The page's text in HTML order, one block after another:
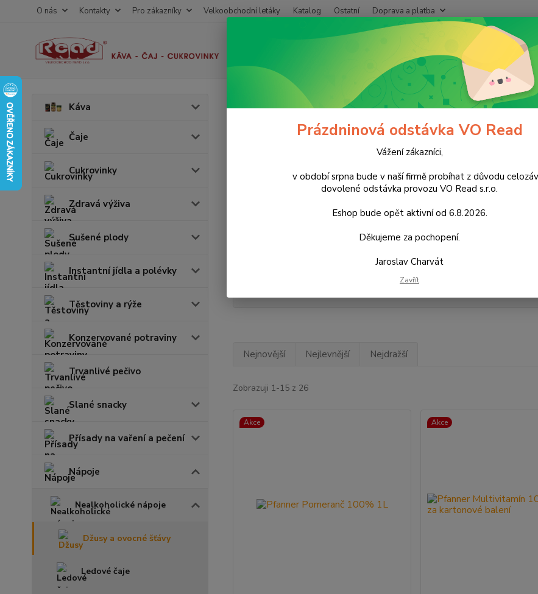
O nás Kontakty Pro zákazníky Velkoobchodní letáky Katalog Ostatní Doprava a platba
Po
Káva
Čaje
Cukrovinky
Zdravá výživa
Sušené plody
Instantní jídla a polévky
Těstoviny a rýže
Konzervované potraviny
Trvanlivé pečivo
Slané snacky
Přísady na vaření a pečení
Nápoje
Nealkoholické nápoje
Džusy a ovocné šťávy
Ledové čaje
Nealkoholické nápoje Džusy a ovocné šťávy
Džusy a ovocné šťávy
Kč Od
Novinka
Nejnovější Nejlevnější Nejdražší
Zobrazuji 1-15 z 26
Akce Akce
Prázdninová odstávka VO Read
Vážení zákazníci,
v období srpna bude v naší firmě probíhat z důvodu
dovolené odstávka provozu VO Read s.r.o.
Eshop bude opět aktivní od 6.8.2026.
Děkujeme za pochopení.
Jaroslav Charvát
Zavřít